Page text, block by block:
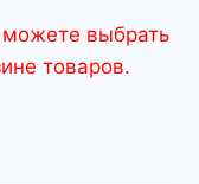
выбрать
товаров.